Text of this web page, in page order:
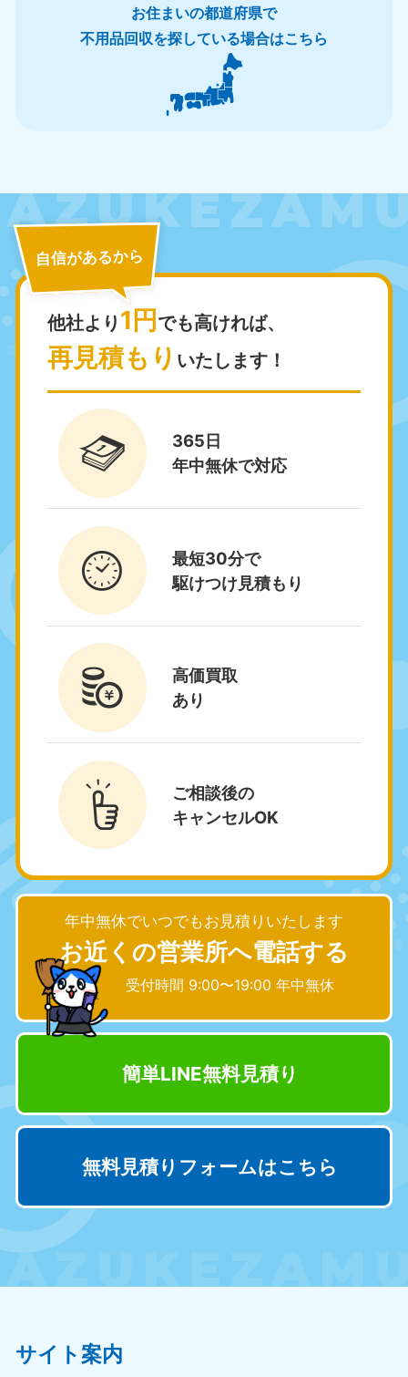
お住まいの都道府県で
不用品回収を探している場合はこちら
自信があるから
他社より 1円 でも高ければ、
再見積もり いたします！
365日
年中無休で対応
最短30分で
駆けつけ見積もり
高価買取
あり
ご相談後の
キャンセルOK
年中無休でいつでもお見積りいたします
お近くの営業所へ電話する
受付時間 9:00〜19:00 年中無休
簡単LINE無料見積り
無料見積りフォームはこちら
050-1881-5274
秋田県
050-1881-5275
9:00〜19:00 年中無休
050-1881-5273
050-1881-5271
9:00〜19:00 年中無休
東京都
050-1881-5265
9:00〜19:00 年中無休
050-1881-5264
9:00〜19:00 年中無休
050-1881-5268
9:00〜19:00 年中無休
050-1881-5266
栃木県
050-1881-5270
9:00〜19:00 年中無休
茨城県
050-1881-5269
群馬県
050-1881-5267
9:00〜19:00 年中無休
愛知県
050-1881-5255
9:00〜19:00 年中無休
050-1881-5259
静岡県
9:00〜19:00 年中無休
福井県
050-1881-5258
9:00〜19:00 年中無休
石川県
富山県
050-1881-5262
9:00〜19:00 年中無休
山梨県
050-1881-5257
9:00〜19:00 年中無休
新潟県
050-1881-5263
9:00〜19:00 年中無休
大阪府
050-1881-5250
9:00〜19:00 年中無休
兵庫県
050-1881-5251
9:00〜19:00 年中無休
奈良県
9:00〜19:00 年中無休
三重県
9:00〜19:00 年中無休
9:00〜19:00 年中無休 9:00〜19:00 年中無休
050-1881-5248
9:00〜19:00 年中無休
サイト案内